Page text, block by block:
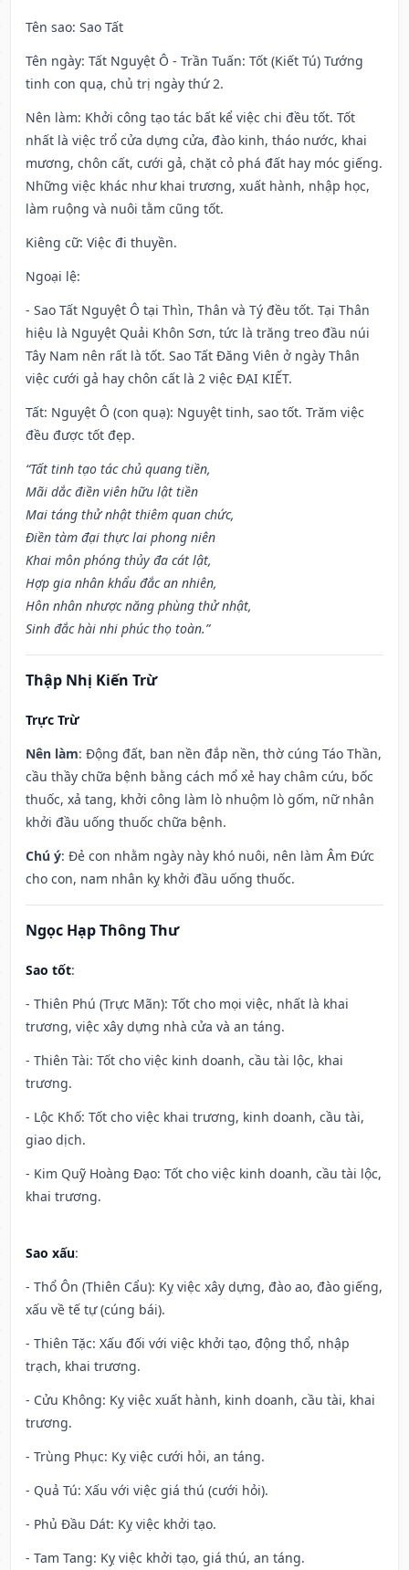
Tên sao: Sao Tất
Tên ngày: Tất Nguyệt Ô - Trần Tuấn: Tốt (Kiết Tú) Tướng
tinh con quạ, chủ trị ngày thứ 2.
Nên làm: Khởi công tạo tác bất kể việc chi đều tốt. Tốt
nhất là việc trổ cửa dựng cửa, đào kinh, tháo nước, khai
mương, chôn cất, cưới gả, chặt cỏ phá đất hay móc giếng.
Những việc khác như khai trương, xuất hành, nhập học,
làm ruộng và nuôi tằm cũng tốt.
Kiêng cữ: Việc đi thuyền.
Ngoại lệ:
- Sao Tất Nguyệt Ô tại Thìn, Thân và Tý đều tốt. Tại Thân
hiệu là Nguyệt Quải Khôn Sơn, tức là trăng treo đầu núi
Tây Nam nên rất là tốt. Sao Tất Đăng Viên ở ngày Thân
việc cưới gả hay chôn cất là 2 việc ĐẠI KIẾT.
Tất: Nguyệt Ô (con quạ): Nguyệt tinh, sao tốt. Trăm việc
đều được tốt đẹp.
“Tất tinh tạo tác chủ quang tiền,
Mãi dắc điền viên hữu lật tiền
Mai táng thử nhật thiêm quan chức,
Điền tàm đại thực lai phong niên
Khai môn phóng thủy đa cát lật,
Hợp gia nhân khẩu đắc an nhiên,
Hôn nhân nhược năng phùng thử nhật,
Sinh đắc hài nhi phúc thọ toàn.”
Thập Nhị Kiến Trừ
Trực Trừ
Nên làm: Động đất, ban nền đắp nền, thờ cúng Táo Thần,
cầu thầy chữa bệnh bằng cách mổ xẻ hay châm cứu, bốc
thuốc, xả tang, khởi công làm lò nhuộm lò gốm, nữ nhân
khởi đầu uống thuốc chữa bệnh.
Chú ý: Đẻ con nhằm ngày này khó nuôi, nên làm Âm Đức
cho con, nam nhân kỵ khởi đầu uống thuốc.
Ngọc Hạp Thông Thư
Sao tốt:
- Thiên Phú (Trực Mãn): Tốt cho mọi việc, nhất là khai
trương, việc xây dựng nhà cửa và an táng.
- Thiên Tài: Tốt cho việc kinh doanh, cầu tài lộc, khai
trương.
- Lộc Khố: Tốt cho việc khai trương, kinh doanh, cầu tài,
giao dịch.
- Kim Quỹ Hoàng Đạo: Tốt cho việc kinh doanh, cầu tài lộc,
khai trương.
Sao xấu:
- Thổ Ôn (Thiên Cẩu): Kỵ việc xây dựng, đào ao, đào giếng,
xấu về tế tự (cúng bái).
- Thiên Tặc: Xấu đối với việc khởi tạo, động thổ, nhập
trạch, khai trương.
- Cửu Không: Kỵ việc xuất hành, kinh doanh, cầu tài, khai
trương.
- Trùng Phục: Kỵ việc cưới hỏi, an táng.
- Quả Tú: Xấu với việc giá thú (cưới hỏi).
- Phủ Đầu Dát: Kỵ việc khởi tạo.
- Tam Tang: Kỵ việc khởi tạo, giá thú, an táng.